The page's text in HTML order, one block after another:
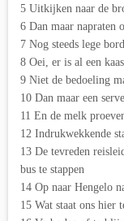
5 Uitkijken naar de
6 Dan maar napraten
7 Nog steeds lege
8 Oei, er is al een
9 Niet de bedoeling
10 Dan maar een
11 En de melk
12 Indrukwekkende
13 De tevreden
bus te stappen
14 Op naar Hengelo
15 Wat staat ons hier